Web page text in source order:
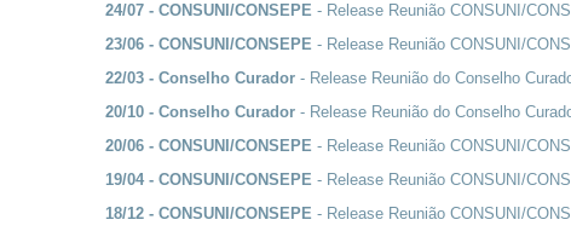
24/07 - CONSUNI/CONSEPE - Release Reunião CONSUNI/
23/06 - CONSUNI/CONSEPE - Release Reunião CONSUNI/
22/03 - Conselho Curador - Release Reunião do Conselho
20/10 - Conselho Curador - Release Reunião do Conselho
20/06 - CONSUNI/CONSEPE - Release Reunião CONSUNI/
19/04 - CONSUNI/CONSEPE - Release Reunião CONSUNI/
18/12 - CONSUNI/CONSEPE - Release Reunião CONSUNI/